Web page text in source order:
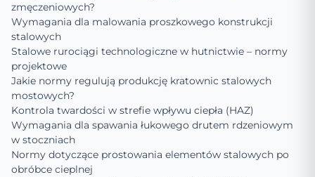
zmęczeniowych?
Wymagania dla malowania proszkowego konstrukcji
stalowych
Stalowe rurociągi technologiczne w hutnictwie – normy
projektowe
Jakie normy regulują produkcję kratownic stalowych
mostowych?
Kontrola twardości w strefie wpływu ciepła (HAZ)
Wymagania dla spawania łukowego drutem rdzeniowym
w stoczniach
Normy dotyczące prostowania elementów stalowych po
obróbce cieplnej